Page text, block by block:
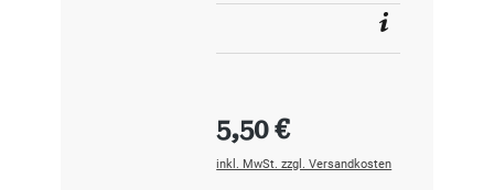
Regulärer Preis:
5,50 €
inkl. MwSt. zzgl. Versandkosten